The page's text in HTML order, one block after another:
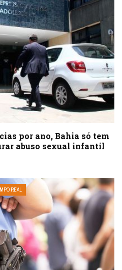
por ano, Bahia só tem
abuso sexual infantil
REAL